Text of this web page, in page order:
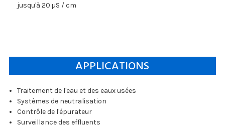
jusqu'à 20 µS / cm
APPLICATIONS
Traitement de l'eau et des eaux usées
Systèmes de neutralisation
Contrôle de l'épurateur
Surveillance des effluents